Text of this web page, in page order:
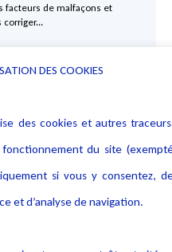
facteurs de malfaçons et
DES COOKIES
des cookies et autres
du site
si vous y consentez,
et d’analyse de navigation.